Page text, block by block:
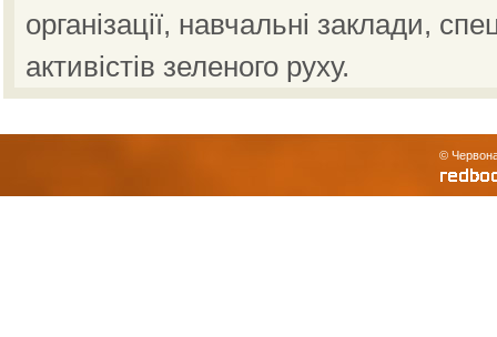
організації, навчальні заклади,
активістів зеленого руху.
©